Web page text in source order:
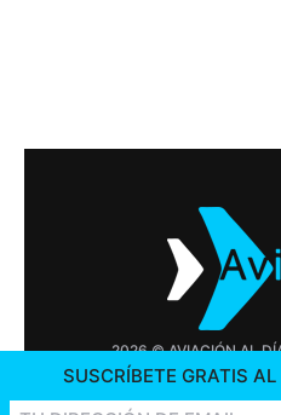
2026 © AVIACIÓN AL
SUSCRÍBETE GRATIS